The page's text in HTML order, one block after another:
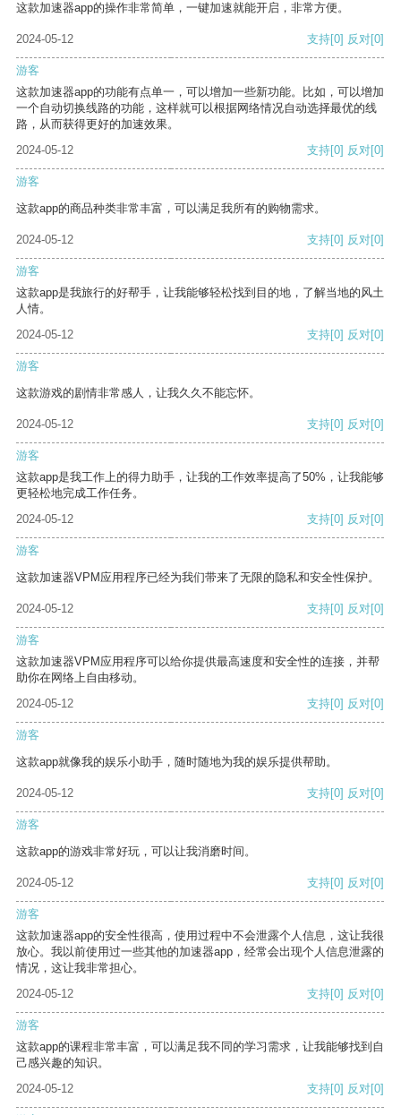
这款加速器app的操作非常简单，一键加速就能开启，非常方便。
2024-05-12 支持[0] 反对[0]
游客
这款加速器app的功能有点单一，可以增加一些新功能。比如，可以增加
一个自动切换线路的功能，这样就可以根据网络情况自动选择最优的线
路，从而获得更好的加速效果。
2024-05-12
支持[0] 反对[0]
游客
这款app的商品种类非常丰富，可以满足我所有的购物需求。
2024-05-12 支持[0] 反对[0]
游客
这款app是我旅行的好帮手，让我能够轻松找到目的地，了解当地的风土
人情。
2024-05-12
支持[0] 反对[0]
游客
这款游戏的剧情非常感人，让我久久不能忘怀。
2024-05-12 支持[0] 反对[0]
游客
这款app是我工作上的得力助手，让我的工作效率提高了50%，让我能够
更轻松地完成工作任务。
2024-05-12
支持[0] 反对[0]
游客
这款加速器VPM应用程序已经为我们带来了无限的隐私和安全性保护。
2024-05-12 支持[0] 反对[0]
游客
这款加速器VPM应用程序可以给你提供最高速度和安全性的连接，并帮
助你在网络上自由移动。
2024-05-12
支持[0] 反对[0]
游客
这款app就像我的娱乐小助手，随时随地为我的娱乐提供帮助。
2024-05-12 支持[0] 反对[0]
游客
这款app的游戏非常好玩，可以让我消磨时间。
2024-05-12 支持[0] 反对[0]
游客
这款加速器app的安全性很高，使用过程中不会泄露个人信息，这让我很
放心。我以前使用过一些其他的加速器app，经常会出现个人信息泄露的
情况，这让我非常担心。
2024-05-12
支持[0] 反对[0]
游客
这款app的课程非常丰富，可以满足我不同的学习需求，让我能够找到自
己感兴趣的知识。
2024-05-12
支持[0] 反对[0]